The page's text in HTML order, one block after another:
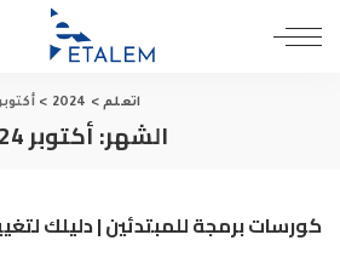
اتعلم>
2024
>
الشهر:أكتوبر 2024
كورسات برمجة للمبتدئين | دليلك